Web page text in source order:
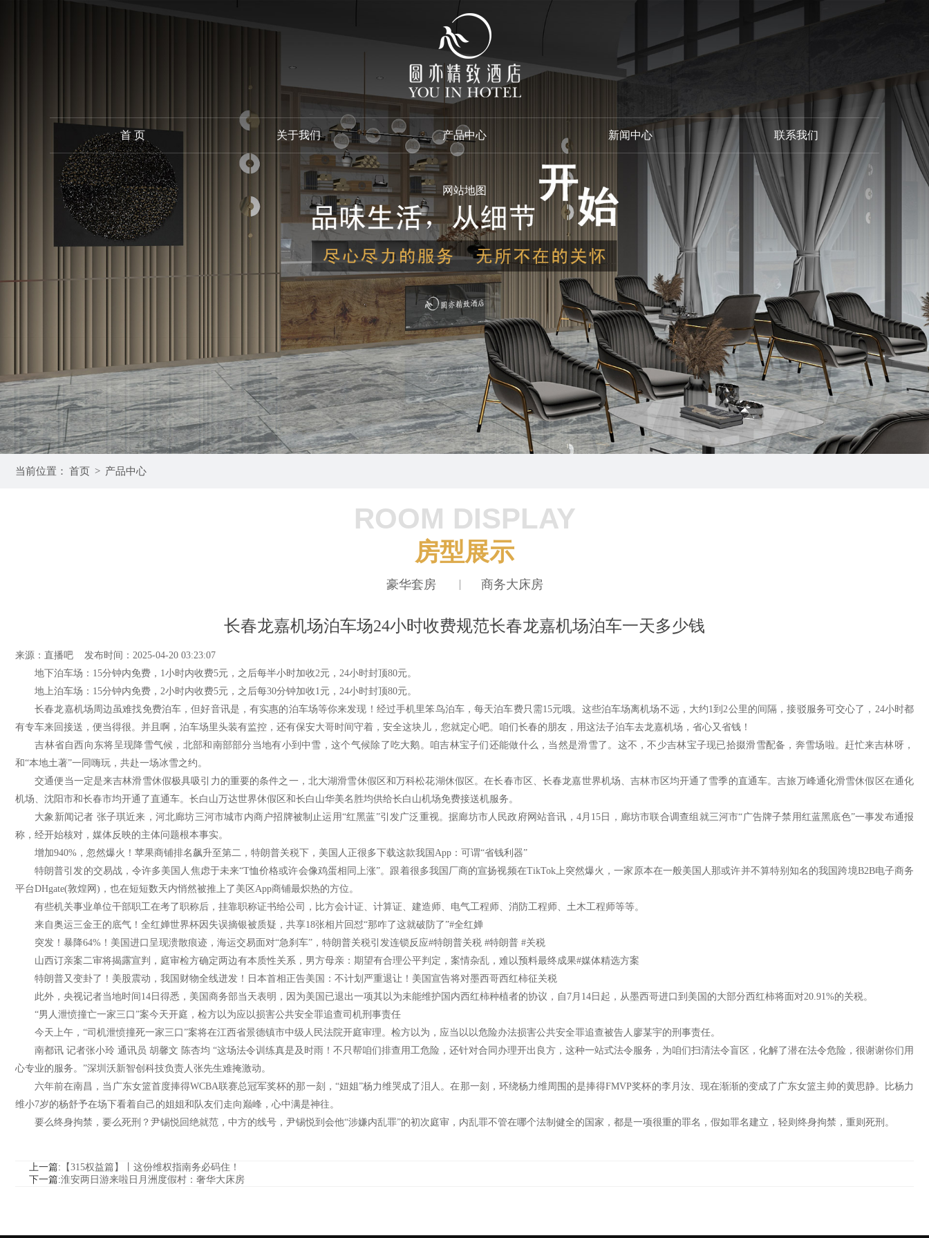
首 页 关于我们 产品中心 新闻中心 联系我们
网站地图
当前位置： 首页 > 产品中心
ROOM DISPLAY
房型展示
豪华套房 商务大床房
长春龙嘉机场泊车场24小时收费规范长春龙嘉机场泊车一天多少钱
来源： 直播吧 发布时间：2025-04-20 03:23:07
‌地下泊车场‌：15分钟内免费，1小时内收费5元，之后每半小时加收2元，24小时封顶80元。
‌地上泊车场‌：15分钟内免费，2小时内收费5元，之后每30分钟加收1元，24小时封顶80元。
长春龙嘉机场周边虽难找免费泊车，但好音讯是，有实惠的泊车场等你来发现！经过手机里笨鸟泊车，每天泊车费只需15元哦。这些泊车场离机场不远，大约1到2公里的间隔，接驳服务可交心了，24小时都
有专车来回接送，便当得很。并且啊，泊车场里头装有监控，还有保安大哥时间守着，安全这块儿，您就定心吧。咱们长春的朋友，用这法子泊车去龙嘉机场，省心又省钱！
吉林省自西向东将呈现降雪气候，北部和南部部分当地有小到中雪，这个气候除了吃大鹅。咱吉林宝子们还能做什么，当然是滑雪了。这不，不少吉林宝子现已拾掇滑雪配备，奔雪场啦。赶忙来吉林呀，
和“本地土著”一同嗨玩，共赴一场冰雪之约。
交通便当一定是来吉林滑雪休假极具吸引力的重要的条件之一，北大湖滑雪休假区和万科松花湖休假区。在长春市区、长春龙嘉世界机场、吉林市区均开通了雪季的直通车。吉旅万峰通化滑雪休假区在通化
机场、沈阳市和长春市均开通了直通车。长白山万达世界休假区和长白山华美名胜均供给长白山机场免费接送机服务。
大象新闻记者 张子琪近来，河北廊坊三河市城市内商户招牌被制止运用“红黑蓝”引发广泛重视。据廊坊市人民政府网站音讯，4月15日，廊坊市联合调查组就三河市“广告牌子禁用红蓝黑底色”一事发布通报
称，经开始核对，媒体反映的主体问题根本事实。
增加940%，忽然爆火！苹果商铺排名飙升至第二，特朗普关税下，美国人正很多下载这款我国App：可谓“省钱利器”
特朗普引发的交易战，令许多美国人焦虑于未来“T恤价格或许会像鸡蛋相同上涨”。跟着很多我国厂商的宣扬视频在TikTok上突然爆火，一家原本在一般美国人那或许并不算特别知名的我国跨境B2B电子商务
平台DHgate(敦煌网)，也在短短数天内悄然被推上了美区App商铺最炽热的方位。
有些机关事业单位干部职工在考了职称后，挂靠职称证书给公司，比方会计证、计算证、建造师、电气工程师、消防工程师、土木工程师等等。
来自奥运三金王的底气！全红婵世界杯因失误摘银被质疑，共享18张相片回怼“那咋了这就破防了”#全红婵
突发！暴降64%！美国进口呈现溃散痕迹，海运交易面对“急刹车”，特朗普关税引发连锁反应#特朗普关税 #特朗普 #关税
山西订亲案二审将揭露宣判，庭审检方确定两边有本质性关系，男方母亲：期望有合理公平判定，案情杂乱，难以预料最终成果#媒体精选方案
特朗普又变卦了！美股震动，我国财物全线迸发！日本首相正告美国：不计划严重退让！美国宣告将对墨西哥西红柿征关税
此外，央视记者当地时间14日得悉，美国商务部当天表明，因为美国已退出一项其以为未能维护国内西红柿种植者的协议，自7月14日起，从墨西哥进口到美国的大部分西红柿将面对20.91%的关税。
“男人泄愤撞亡一家三口”案今天开庭，检方以为应以损害公共安全罪追查司机刑事责任
今天上午，“司机泄愤撞死一家三口”案将在江西省景德镇市中级人民法院开庭审理。检方以为，应当以以危险办法损害公共安全罪追查被告人廖某宇的刑事责任。
南都讯 记者张小玲 通讯员 胡馨文 陈杏均 “这场法令训练真是及时雨！不只帮咱们排查用工危险，还针对合同办理开出良方，这种一站式法令服务，为咱们扫清法令盲区，化解了潜在法令危险，很谢谢你们用
心专业的服务。”深圳沃新智创科技负责人张先生难掩激动。
六年前在南昌，当广东女篮首度捧得WCBA联赛总冠军奖杯的那一刻，“妞姐”杨力维哭成了泪人。在那一刻，环绕杨力维周围的是捧得FMVP奖杯的李月汝、现在渐渐的变成了广东女篮主帅的黄思静。比杨力
维小7岁的杨舒予在场下看着自己的姐姐和队友们走向巅峰，心中满是神往。
要么终身拘禁，要么死刑？尹锡悦回绝就范，中方的线号，尹锡悦到会他“涉嫌内乱罪”的初次庭审，内乱罪不管在哪个法制健全的国家，都是一项很重的罪名，假如罪名建立，轻则终身拘禁，重则死刑。
上一篇: 【315权益篇】丨这份维权指南务必码住！
下一篇:淮安两日游来啦日月洲度假村：奢华大床房